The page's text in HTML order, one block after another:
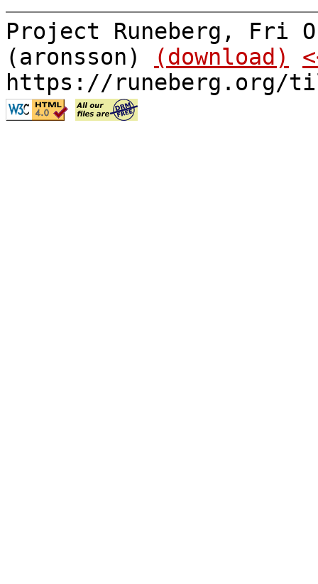
Project Runeberg, Fri
(aronsson)
(download)
https://runeberg.org/